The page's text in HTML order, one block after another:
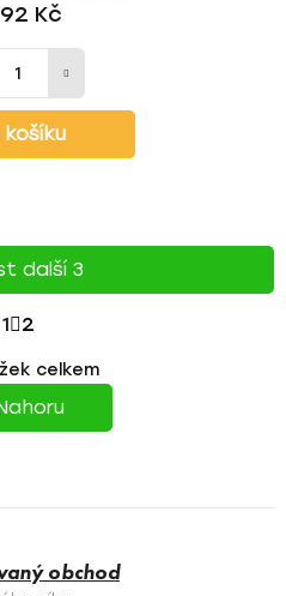
Kč
košíku
v
l
á
c
r
další 3
S
T
R
Á
K
O
1 2
celkem
obchod